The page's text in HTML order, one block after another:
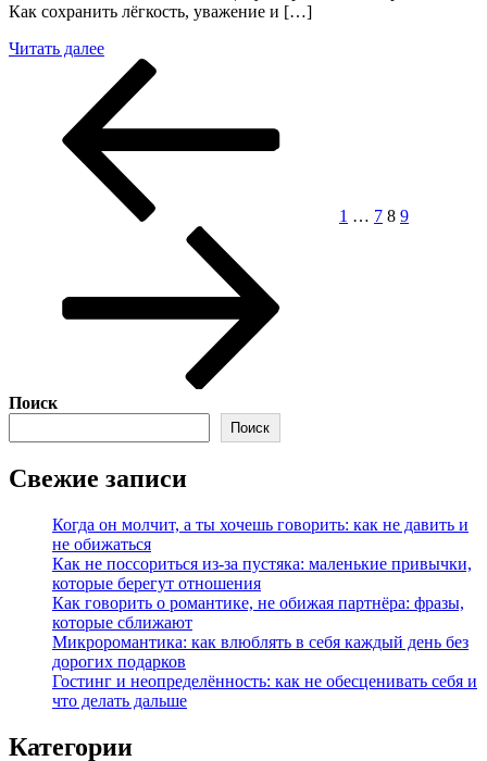
Как сохранить лёгкость, уважение и […]
Читать далее
Пагинация
записей
1 … 7 8 9
Поиск
Поиск
Свежие записи
Когда он молчит, а ты хочешь говорить: как не давить и
не обижаться
Как не поссориться из‑за пустяка: маленькие привычки,
которые берегут отношения
Как говорить о романтике, не обижая партнёра: фразы,
которые сближают
Микроромантика: как влюблять в себя каждый день без
дорогих подарков
Гостинг и неопределённость: как не обесценивать себя и
что делать дальше
Категории